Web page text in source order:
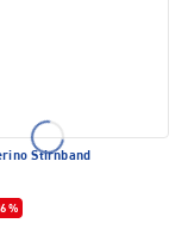
Stirnband
%